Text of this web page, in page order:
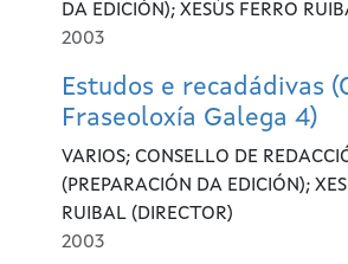
DA EDICIÓN); XESÚS FERRO
2003
Estudos e recadádivas
Fraseoloxía Galega 4)
VARIOS; CONSELLO DE
(PREPARACIÓN DA EDICIÓN);
RUIBAL (DIRECTOR)
2003